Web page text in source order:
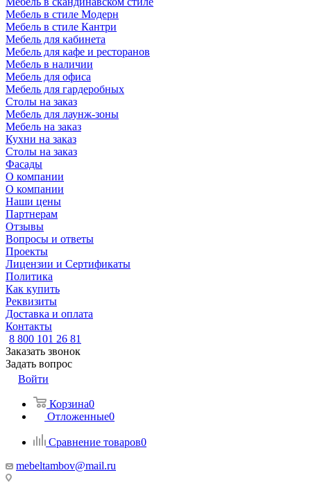
Мебель в стиле Модерн
Мебель в стиле Кантри
Мебель для кабинета
Мебель для кафе и ресторанов
Мебель в наличии
Мебель для офиса
Мебель для гардеробных
Столы на заказ
Мебель для лаунж-зоны
Мебель на заказ
Кухни на заказ
Столы на заказ
Фасады
О компании
О компании
Наши цены
Партнерам
Отзывы
Вопросы и ответы
Проекты
Лицензии и Сертификаты
Политика
Как купить
Реквизиты
Доставка и оплата
Контакты
8 800 101 26 81
Заказать звонок
Задать вопрос
Войти
Корзина0
Отложенные0
Сравнение товаров0
mebeltambov@mail.ru